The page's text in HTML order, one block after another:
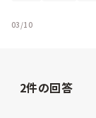
03/10
2件の回答